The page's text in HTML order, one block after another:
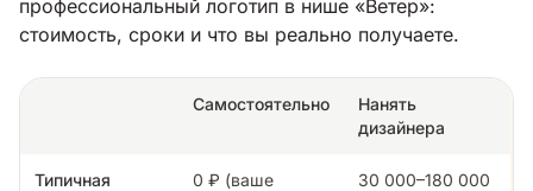
профессиональный логотип в нише «Ветер»:
стоимость, сроки и что вы реально получаете.
Самостоятельно
Нанять
дизайнера
Типичная
0 ₽ (ваше
30 000–180 000